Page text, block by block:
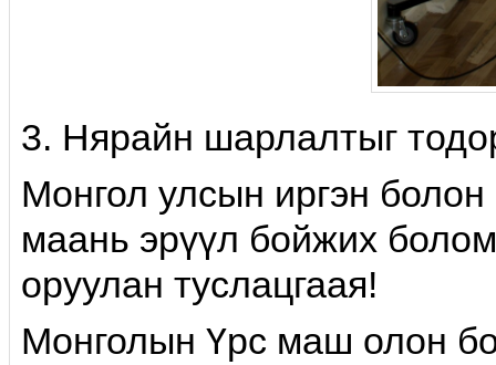
3. Нярайн шарлалтыг
Монгол улсын иргэн
маань эрүүл бойжих
оруулан туслацгаая!
Монголын Үрс маш олон